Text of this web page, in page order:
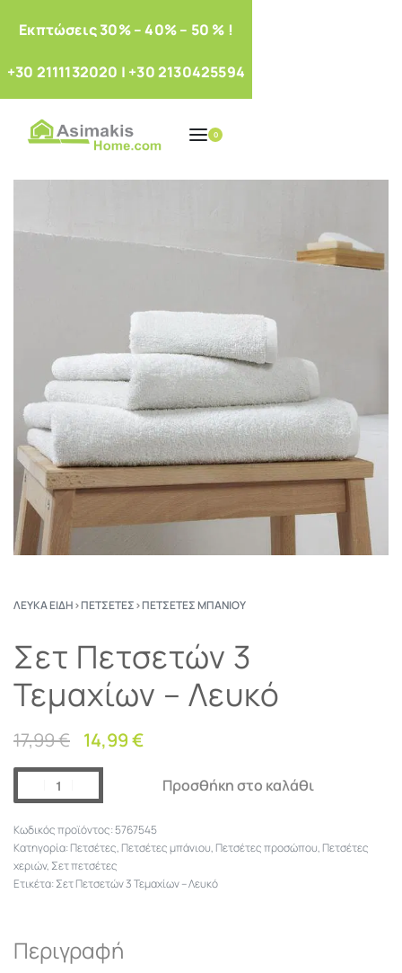
Eκπτώσεις 30% – 40% – 50 % !
+30 2111132020 | +30 2130425594
0
ΛΕΥΚΆ ΕΊΔΗ›ΠΕΤΣΈΤΕΣ›ΠΕΤΣΈΤΕΣ ΜΠΆΝΙΟΥ
Σετ Πετσετών 3
Τεμαχίων – Λευκό
17,99€ 14,99€
Προσθήκη στο καλάθι
5767545
Κατηγορία:Πετσέτες, Πετσέτες μπάνιου, Πετσέτες προσώπου, Πετσέτες
χεριών, Σετ πετσέτες
Ετικέτα:Σετ Πετσετών 3 Τεμαχίων – Λευκό
Περιγραφή